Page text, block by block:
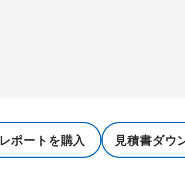
レポートを購入 見積書ダウ